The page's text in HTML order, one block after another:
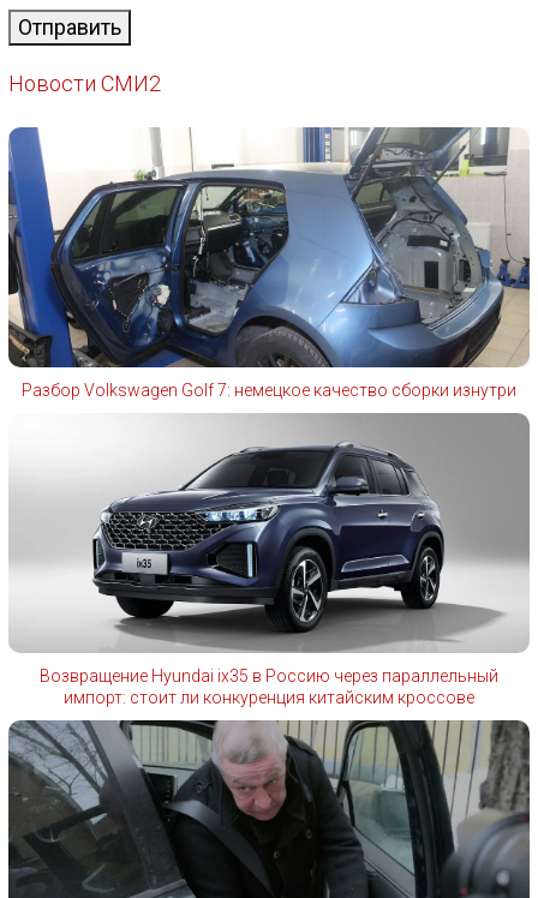
Отправить
Новости СМИ2
Разбор Volkswagen Golf 7: немецкое качество сборки изнутри
Возвращение Hyundai ix35 в Россию через параллельный
импорт: стоит ли конкуренция китайским кроссове